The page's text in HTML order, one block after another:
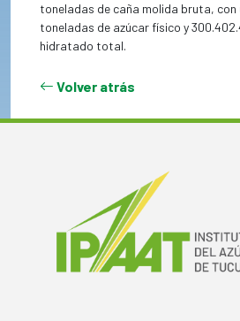
toneladas de caña molida bruta, con
toneladas de azúcar físico y
hidratado total.
Volver atrás